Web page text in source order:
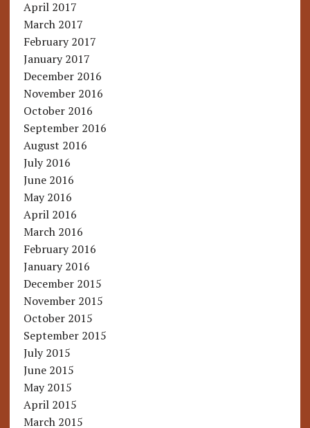
April 2017
March 2017
February 2017
January 2017
December 2016
November 2016
October 2016
September 2016
August 2016
July 2016
June 2016
May 2016
April 2016
March 2016
February 2016
January 2016
December 2015
November 2015
October 2015
September 2015
July 2015
June 2015
May 2015
April 2015
March 2015